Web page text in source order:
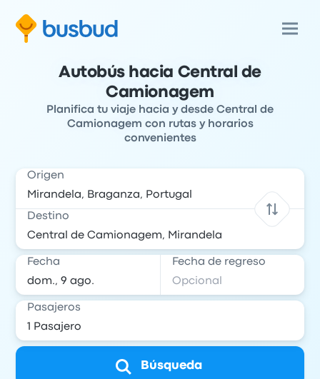
Autobús hacia Central de
Camionagem
Planifica tu viaje hacia y desde Central de
Camionagem con rutas y horarios
convenientes
Origen
Destino
Fecha Fecha de regreso
Pasajeros
Búsqueda